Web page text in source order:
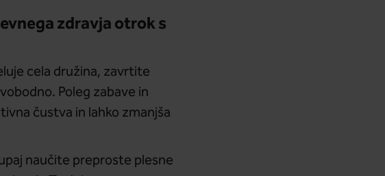
zdravja otrok s
cela družina, zavrtite
Poleg zabave in
čustva in lahko zmanjša
naučite preproste plesne